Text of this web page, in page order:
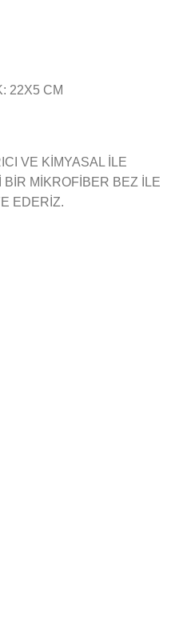
22X5 CM
VE KİMYASAL İLE
MİKROFİBER BEZ İLE
EDERİZ.